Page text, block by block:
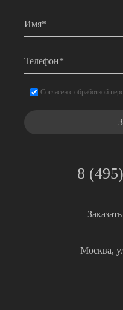
Согласие*
Согласен с обработкой
8
Москва,